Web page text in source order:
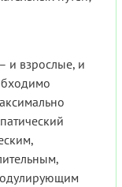
и взрослые, и